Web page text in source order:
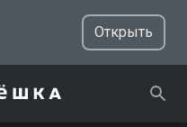
Открыть